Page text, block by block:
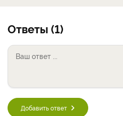
Ответы (1)
Добавить ответ